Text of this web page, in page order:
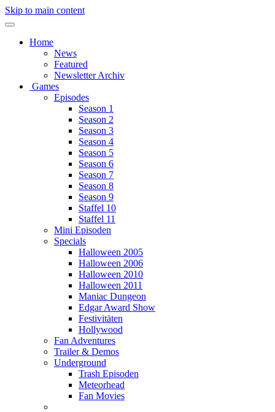
Skip to main content
Home
News
Featured
Newsletter Archiv
Games
Episodes
Season 1
Season 2
Season 3
Season 4
Season 5
Season 6
Season 7
Season 8
Season 9
Staffel 10
Staffel 11
Mini Episoden
Specials
Halloween 2005
Halloween 2006
Halloween 2010
Halloween 2011
Maniac Dungeon
Edgar Award Show
Festivitäten
Hollywood
Fan Adventures
Trailer & Demos
Underground
Trash Episoden
Meteorhead
Fan Movies